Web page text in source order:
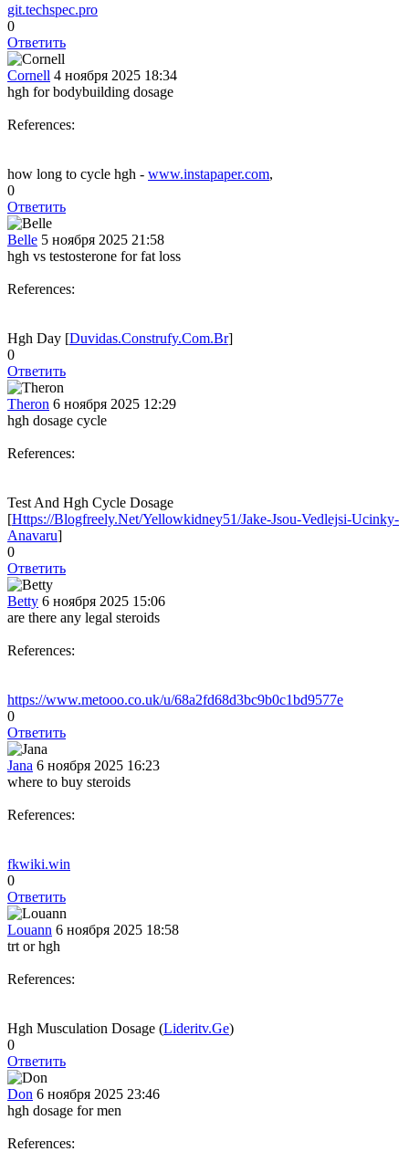
git.techspec.pro
0
Ответить
Cornell 4 ноября 2025 18:34
hgh for bodybuilding dosage
References:
how long to cycle hgh - www.instapaper.com,
0
Ответить
Belle 5 ноября 2025 21:58
hgh vs testosterone for fat loss
References:
Hgh Day [Duvidas.Construfy.Com.Br]
0
Ответить
Theron 6 ноября 2025 12:29
hgh dosage cycle
References:
Test And Hgh Cycle Dosage
[Https://Blogfreely.Net/Yellowkidney51/Jake-Jsou-Vedlejsi-Ucinky-
Anavaru]
0
Ответить
Betty 6 ноября 2025 15:06
are there any legal steroids
References:
https://www.metooo.co.uk/u/68a2fd68d3bc9b0c1bd9577e
0
Ответить
Jana 6 ноября 2025 16:23
where to buy steroids
References:
fkwiki.win
0
Ответить
Louann 6 ноября 2025 18:58
trt or hgh
References:
Hgh Musculation Dosage (Lideritv.Ge)
0
Ответить
Don 6 ноября 2025 23:46
hgh dosage for men
References: